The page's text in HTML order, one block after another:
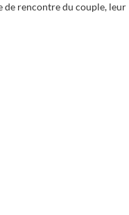
de rencontre du couple, leur